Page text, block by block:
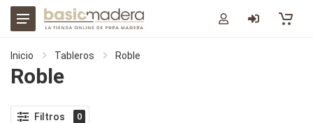
Inicio Tableros Roble
Roble
Filtros 0